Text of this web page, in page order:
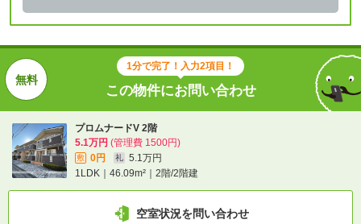
1分で完了！入力2項目！
この物件にお問い合わせ
プロムナードV 2階
5.1万円 (管理費 1500円)
敷 0円 礼
5.1万円
1LDK｜46.09m²｜2階/2階建
空室状況を問い合わせ